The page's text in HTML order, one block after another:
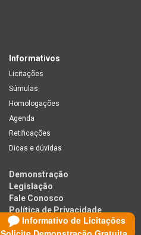
Informativo de Licitações
Informativos
Licitações
Súmulas
Homologações
Agenda
Retificações
Dicas e dúvidas
Demonstração
Legislação
Fale Conosco
Política de Privacidade